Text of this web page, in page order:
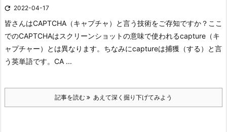
 2022-04-17
皆さんはCAPTCHA（キャプチャ）と言う技術をご存知ですか？ここ
でのCAPTCHAはスクリーンショットの意味で使われるcapture（キ
ャプチャー）とは異なります。ちなみにcaptureは捕獲（する）と言
う英単語です。 CA ...
記事を読む あえて深く掘り下げてみよう